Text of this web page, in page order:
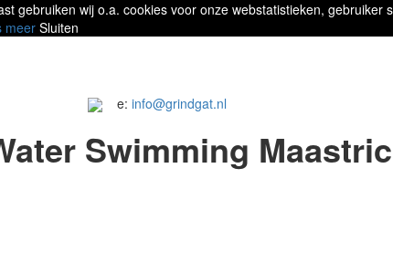
gebruiken wij o.a. cookies voor onze webstatistieken,
meer Sluiten
e: info@grindgat.nl
Swimming